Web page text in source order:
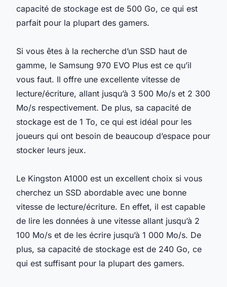
capacité de stockage est de 500 Go, ce qui est
parfait pour la plupart des gamers.
Si vous êtes à la recherche d’un SSD haut de
gamme, le Samsung 970 EVO Plus est ce qu’il
vous faut. Il offre une excellente vitesse de
lecture/écriture, allant jusqu’à 3 500 Mo/s et 2 300
Mo/s respectivement. De plus, sa capacité de
stockage est de 1 To, ce qui est idéal pour les
joueurs qui ont besoin de beaucoup d’espace pour
stocker leurs jeux.
Le Kingston A1000 est un excellent choix si vous
cherchez un SSD abordable avec une bonne
vitesse de lecture/écriture. En effet, il est capable
de lire les données à une vitesse allant jusqu’à 2
100 Mo/s et de les écrire jusqu’à 1 000 Mo/s. De
plus, sa capacité de stockage est de 240 Go, ce
qui est suffisant pour la plupart des gamers.